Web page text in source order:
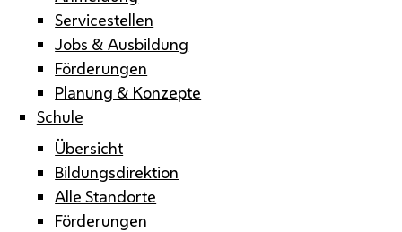
Servicestellen
Jobs & Ausbildung
Förderungen
Planung & Konzepte
Schule
Übersicht
Bildungsdirektion
Alle Standorte
Förderungen